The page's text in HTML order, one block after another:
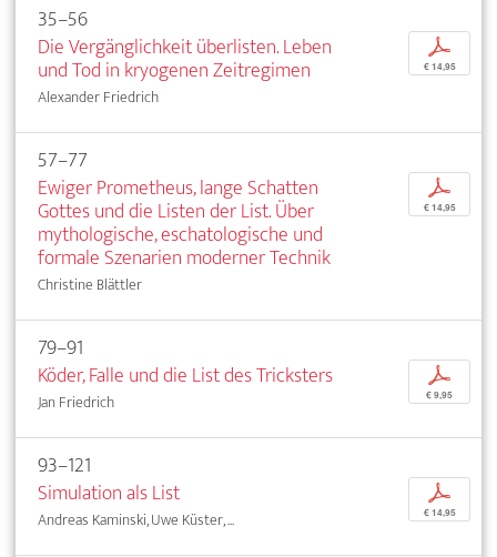
35–56
Die Vergänglichkeit überlisten. Leben
und Tod in kryogenen Zeitregimen
Alexander Friedrich
p
€ 14,95
57–77
Ewiger Prometheus, lange Schatten
Gottes und die Listen der List. Über
mythologische, eschatologische und
formale Szenarien moderner Technik
Christine Blättler
p
€ 14,95
79–91
Köder, Falle und die List des Tricksters
Jan Friedrich
p
€ 9,95
93–121
Simulation als List
Andreas Kaminski, Uwe Küster, ...
p
€ 14,95